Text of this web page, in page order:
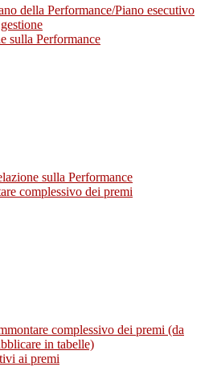
della Performance/Piano esecutivo
sulla Performance
sulla Performance
complessivo dei premi
complessivo dei premi (da
in tabelle)
ai premi